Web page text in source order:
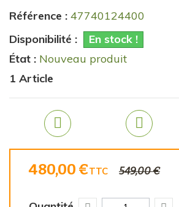
Référence : 47740124400
Disponibilité :
En stock !
État : Nouveau produit
1 Article
480,00 €TTC 549,00 €